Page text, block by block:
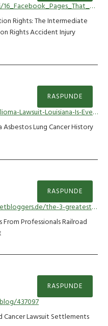
https://hikvisiondb.webcam/wiki/16_Facebook_Pages_That_You_Must_Follow_For_Accident_Injury_Legal_RepresentationRelated_Businesses
Rights: The Intermediate
Rights Accident Injury
https://graph.org/Why-Mesothelioma-Lawsuit-Louisiana-Is-Everywhere-This-Year-10-11
RASPUNDE
Lung Cancer History
https://nicholson-hassan-2.technetbloggers.de/the-3-greatest-moments-in-experienced-railroad-cancer-lawsuit-settlements-history
RASPUNDE
Professionals Railroad
437097
RASPUNDE
Cancer Lawsuit Settlements